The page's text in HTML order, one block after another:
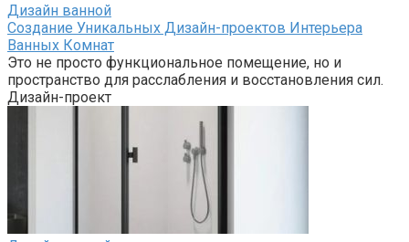
Дизайн ванной
Создание Уникальных Дизайн-проектов Интерьера
Ванных Комнат
Это не просто функциональное помещение, но и
пространство для расслабления и восстановления сил.
Дизайн-проект